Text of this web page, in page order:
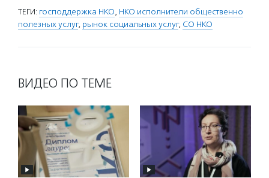
ТЕГИ: господдержка НКО, НКО исполнители общественно
полезных услуг, рынок социальных услуг, СО НКО
ВИДЕО ПО ТЕМЕ